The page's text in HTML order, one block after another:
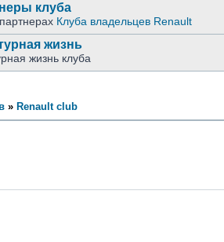
клуба
Клуба владельцев Renault
жизнь
жизнь клуба
» Renault club